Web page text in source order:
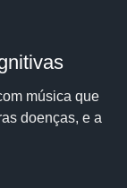
música que
doenças, e a